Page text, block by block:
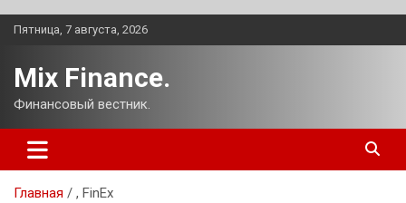
Перейти
Пятница, 7 августа, 2026
Mix Finance.
Финансовый вестник.
Главная , FinEx